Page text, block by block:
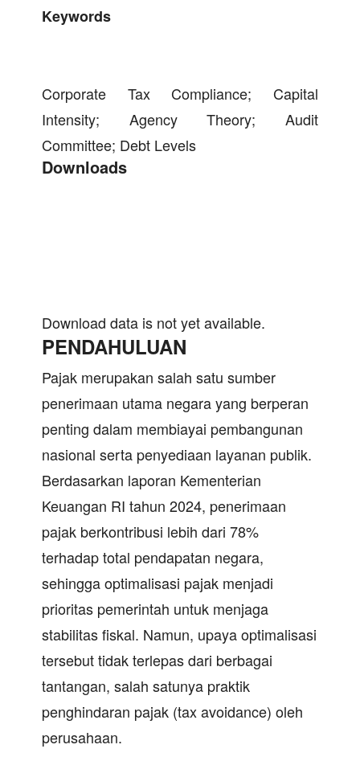
Keywords
Corporate Tax Compliance; Capital
Intensity; Agency Theory; Audit
Committee; Debt Levels
Downloads
Download data is not yet available.
PENDAHULUAN
Pajak merupakan salah satu sumber
penerimaan utama negara yang berperan
penting dalam membiayai pembangunan
nasional serta penyediaan layanan publik.
Berdasarkan laporan Kementerian
Keuangan RI tahun 2024, penerimaan
pajak berkontribusi lebih dari 78%
terhadap total pendapatan negara,
sehingga optimalisasi pajak menjadi
prioritas pemerintah untuk menjaga
stabilitas fiskal. Namun, upaya optimalisasi
tersebut tidak terlepas dari berbagai
tantangan, salah satunya praktik
penghindaran pajak (tax avoidance) oleh
perusahaan.